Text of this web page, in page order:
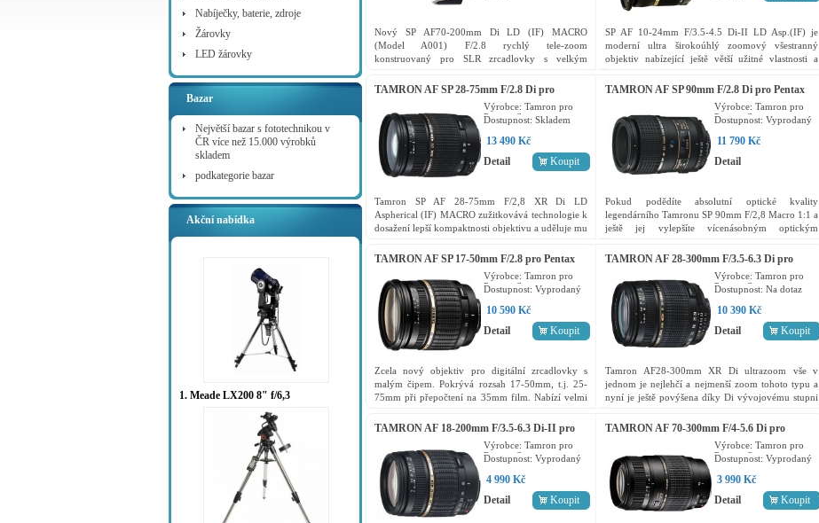
Nabíječky, baterie, zdroje
Žárovky
LED žárovky
Bazar
Největší bazar s fototechnikou v
ČR více než 15.000 výrobků
skladem
podkategorie bazar
Akční nabídka
1. Meade LX200 8" f/6,3
Nový SP AF70-200mm Di LD (IF) MACRO
(Model A001) F/2.8 rychlý tele-zoom
konstruovaný pro SLR zrcadlovky s velkým
po vítězi ocenění, objektivu SP AF28-75mm...
SP AF 10-24mm F/3.5-4.5 Di-II LD Asp.(IF) je
moderní ultra širokoúhlý zoomový všestranný
objektiv nabízející ještě větší užitné vlastnosti a
F/4.5-5.6...
TAMRON AF SP 28-75mm F/2.8 Di pro
Pentax XR LD Asp. (IF) Macro
Výrobce: Tamron pro
Pentax, Samsung
Dostupnost: Skladem
13 490 Kč
Koupit
Detail
Tamron SP AF 28-75mm F/2,8 XR Di LD
Aspherical (IF) MACRO zužitkovává technologie k
dosažení lepší kompaktnosti objektivu a uděluje mu
přenosnost zaostření. S...
TAMRON AF SP 90mm F/2.8 Di pro Pentax
Výrobce: Tamron pro
Pentax, Samsung
Dostupnost: Vyprodaný
11 790 Kč
Detail
Pokud podědíte absolutní optické kvality
legendárního Tamronu SP 90mm F/2,8 Macro 1:1 a
ještě jej vylepšíte vícenásobným optickým
zde tento unikátní objektiv....
TAMRON AF SP 17-50mm F/2.8 pro Pentax
Výrobce: Tamron pro
Pentax, Samsung
Dostupnost: Vyprodaný
10 590 Kč
Koupit
Detail
Zcela nový objektiv pro digitální zrcadlovky s
malým čipem. Pokrývá rozsah 17-50mm, t.j. 25-
75mm při přepočtení na 35mm film. Nabízí velmi
celém rozsahu...
TAMRON AF 28-300mm F/3.5-6.3 Di pro
Pentax XR LD Asp. (IF)Výrobce: Tamron pro
Pentax, Samsung
Dostupnost: Na dotaz
10 390 Kč
Koupit
Detail
Tamron AF28-300mm XR Di ultrazoom vše v
jednom je nejlehčí a nejmenší zoom tohoto typu a
nyní je ještě povýšena díky Di vývojovému stupni
Tento vysoký...
TAMRON AF 18-200mm F/3.5-6.3 Di-II pro
Pentax XR LD Asp. (IF)Výrobce: Tamron pro
Pentax, Samsung
Dostupnost: Vyprodaný
4 990 Kč
Koupit
Detail
TAMRON AF 70-300mm F/4-5.6 Di pro
Výrobce: Tamron pro
Pentax, Samsung
Dostupnost: Vyprodaný
3 990 Kč
Koupit
Detail